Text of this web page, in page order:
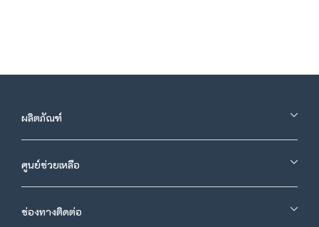
ผลิตภัณฑ์
ศูนย์ช่วยเหลือ
ช่องทางติดต่อ